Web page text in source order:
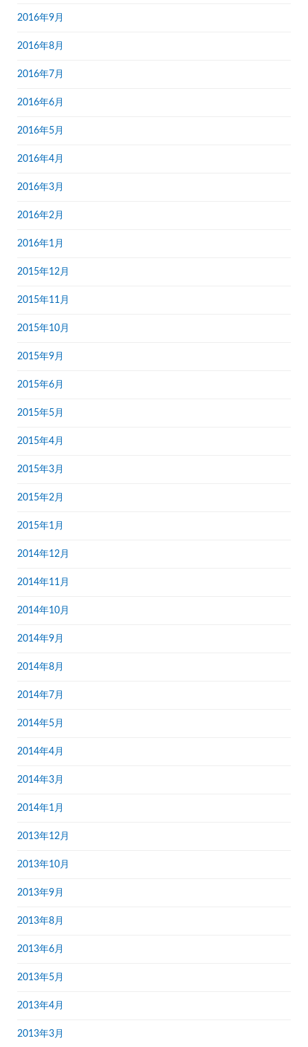
2016年9月
2016年8月
2016年7月
2016年6月
2016年5月
2016年4月
2016年3月
2016年2月
2016年1月
2015年12月
2015年11月
2015年10月
2015年9月
2015年6月
2015年5月
2015年4月
2015年3月
2015年2月
2015年1月
2014年12月
2014年11月
2014年10月
2014年9月
2014年8月
2014年7月
2014年5月
2014年4月
2014年3月
2014年1月
2013年12月
2013年10月
2013年9月
2013年8月
2013年6月
2013年5月
2013年4月
2013年3月